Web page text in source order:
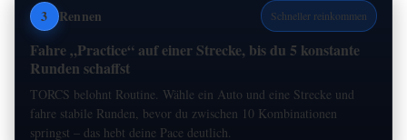
3 Rennen Schneller reinkommen
Fahre „Practice“ auf einer Strecke, bis du 5 konstante
Runden schaffst
TORCS belohnt Routine. Wähle ein Auto und eine Strecke und
fahre stabile Runden, bevor du zwischen 10 Kombinationen
springst – das hebt deine Pace deutlich.